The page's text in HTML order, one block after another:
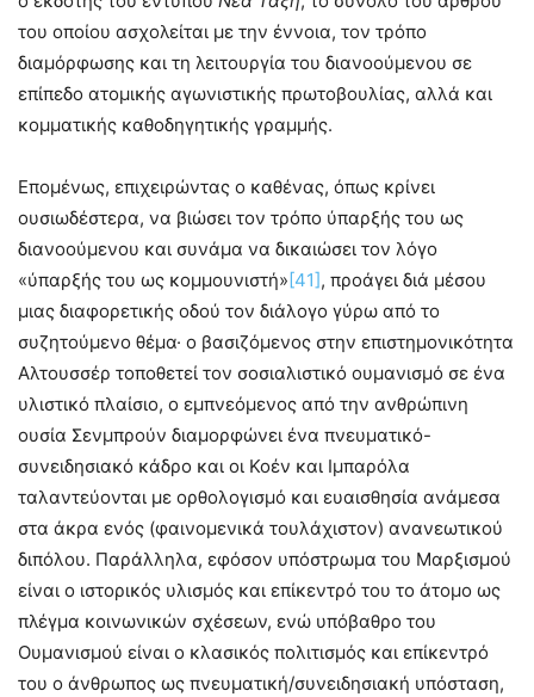
του οποίου ασχολείται με την έννοια, τον τρόπο
διαμόρφωσης και τη λειτουργία του διανοούμενου σε
επίπεδο ατομικής αγωνιστικής πρωτοβουλίας, αλλά και
κομματικής καθοδηγητικής γραμμής.
Επομένως, επιχειρώντας ο καθένας, όπως κρίνει
ουσιωδέστερα, να βιώσει τον τρόπο ύπαρξής του ως
διανοούμενου και συνάμα να δικαιώσει τον λόγο
«ύπαρξής του ως κομμουνιστή»[41], προάγει διά μέσου
μιας διαφορετικής οδού τον διάλογο γύρω από το
συζητούμενο θέμα· ο βασιζόμενος στην επιστημονικότητα
Αλτουσσέρ τοποθετεί τον σοσιαλιστικό ουμανισμό σε ένα
υλιστικό πλαίσιο, ο εμπνεόμενος από την ανθρώπινη
ουσία Σενμπρούν διαμορφώνει ένα πνευματικό-
συνειδησιακό κάδρο και οι Κοέν και Ιμπαρόλα
ταλαντεύονται με ορθολογισμό και ευαισθησία ανάμεσα
στα άκρα ενός (φαινομενικά τουλάχιστον) ανανεωτικού
διπόλου. Παράλληλα, εφόσον υπόστρωμα του Μαρξισμού
είναι ο ιστορικός υλισμός και επίκεντρό του το άτομο ως
πλέγμα κοινωνικών σχέσεων, ενώ υπόβαθρο του
Ουμανισμού είναι ο κλασικός πολιτισμός και επίκεντρό
του ο άνθρωπος ως πνευματική/συνειδησιακή υπόσταση,